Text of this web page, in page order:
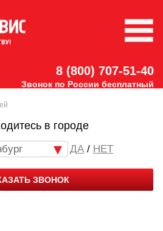
8 (800) 707-51-40
Звонок по России бесплатный
в городе
/ НЕТ
ЗВОНОК